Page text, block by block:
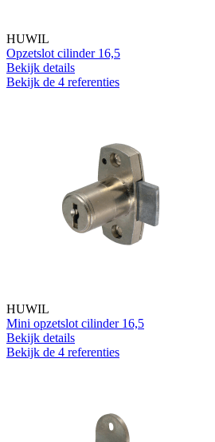
HUWIL
Opzetslot cilinder 16,5
Bekijk details
Bekijk de 4 referenties
HUWIL
Mini opzetslot cilinder 16,5
Bekijk details
Bekijk de 4 referenties